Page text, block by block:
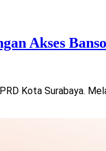
Akses
Kota Surabaya.